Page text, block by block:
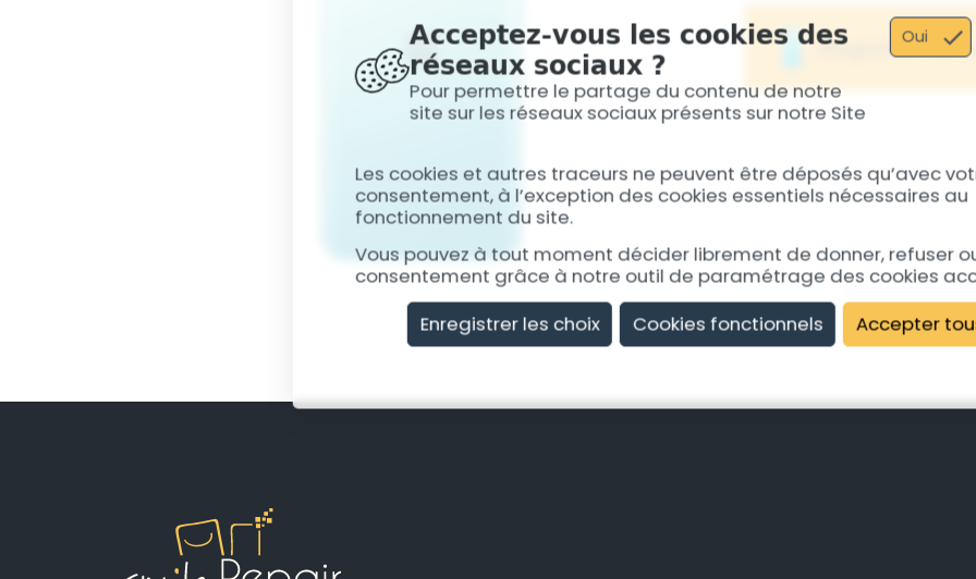
Acceptez-vous les cookies des
réseaux sociaux ?
Pour permettre le partage du contenu de notre
site sur les réseaux sociaux présents sur notre Site
Oui
Les cookies et autres traceurs ne peuvent être déposés qu’avec
consentement, à l’exception des cookies essentiels nécessaires au
fonctionnement du site.
Vous pouvez à tout moment décider librement de donner, refuser
consentement grâce à notre outil de paramétrage des cookies
Enregistrer les choix
Cookies fonctionnels Accepter
En cas d’humidité, notre
5G nettoie les circuits
Diagnostic